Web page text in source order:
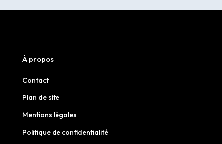
À propos
Contact
Plan de site
Mentions légales
Politique de confidentialité